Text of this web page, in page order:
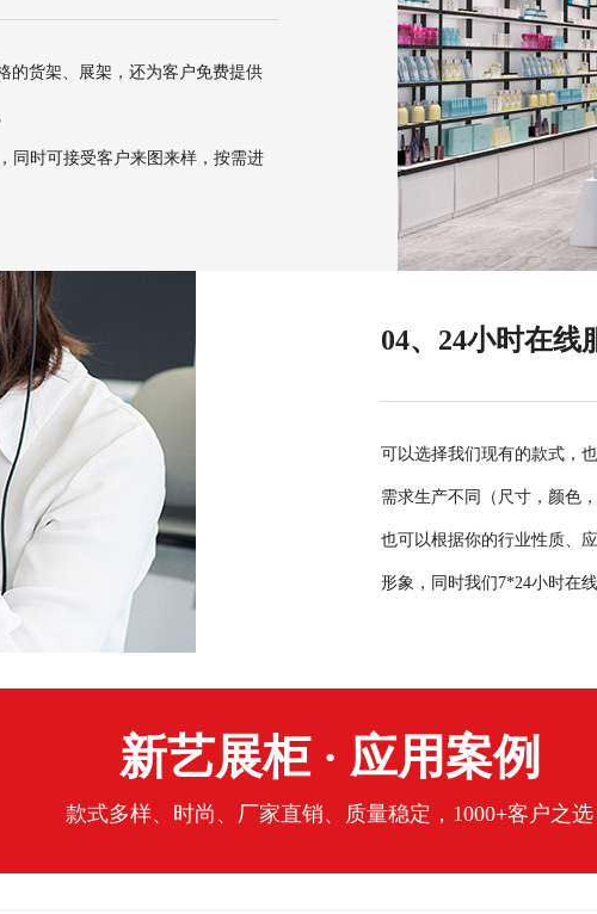
的货架、展架，还为客户免费提供
同时可接受客户来图来样，按需进
04、24小时在线
可以选择我们现有的款式，
需求生产不同（尺寸，颜色
也可以根据你的行业性质、
形象，同时我们7*24小时在
新艺展柜 · 应用案例
款式多样、时尚、厂家直销、质量稳定，1000+客户之选